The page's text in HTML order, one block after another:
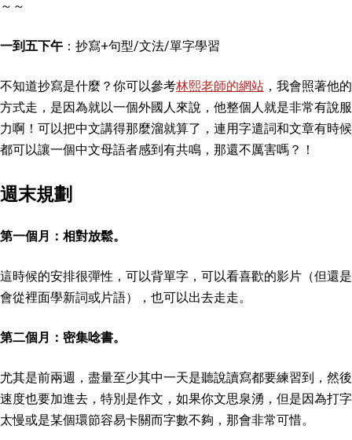
～～
一到五下午 ：抄寫+句型/文法/單字學習
不知道抄寫是什麼？你可以參考林熙老師的網站 ，我會照著他的
方式走，是因為就以一個外國人來說，他整個人就是非常有說服
力啊！可以把中文講得那麼溜就算了，連用字遣詞和文章有時候
都可以讓一個中文母語者感到有共鳴，那還不厲害嗎？！
週末規劃
第一個月：相對放鬆。
這時候的安排很彈性，可以背單字，可以看喜歡的影片（但還是
會從裡面學新詞或片語），也可以出去走走。
第二個月：密集唸書。
尤其是前兩週，盡量至少其中一天是聽說讀寫都要練習到，然後
速度也要加進去，特別是作文，如果你文思泉湧，但是因為打字
太慢或是某個環節容易卡關而字數不夠，那會非常可惜。